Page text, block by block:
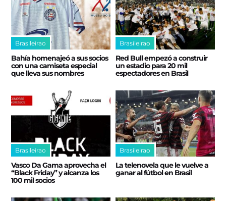
Brasileirao
Bahía homenajeó a sus socios
con una camiseta especial
que lleva sus nombres
Brasileirao
Red Bull empezó a construir
un estadio para 20 mil
espectadores en Brasil
Brasileirao
Vasco Da Gama aprovecha el
“Black Friday” y alcanza los
100 mil socios
Brasileirao
La telenovela que le vuelve a
ganar al fútbol en Brasil